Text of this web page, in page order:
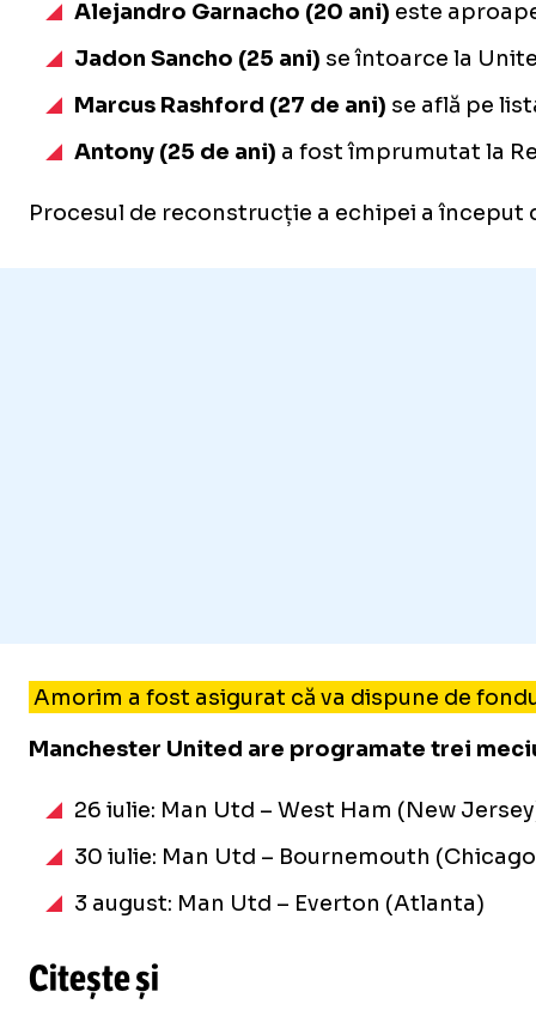
Alejandro Garnacho (20 ani) este
Jadon Sancho (25 ani) se întoarce la
Marcus Rashford (27 de ani) se află pe
Antony (25 de ani) a fost împrumutat la
Procesul de reconstrucție a echipei a început
Amorim a fost asigurat că va dispune de
Manchester United are programate trei
26 iulie: Man Utd – West Ham (New
30 iulie: Man Utd – Bournemouth
3 august: Man Utd – Everton (Atlanta)
Citește și